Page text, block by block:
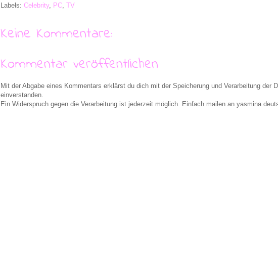
Labels: Celebrity, PC TV
Keine Kommentare:
Kommentar veröffentlichen
Mit der Abgabe eines Kommentars erklärst du dich mit der Speicherung und Verarbeitung der
einverstanden.
Ein Widerspruch gegen die Verarbeitung ist jederzeit möglich. Einfach mailen an